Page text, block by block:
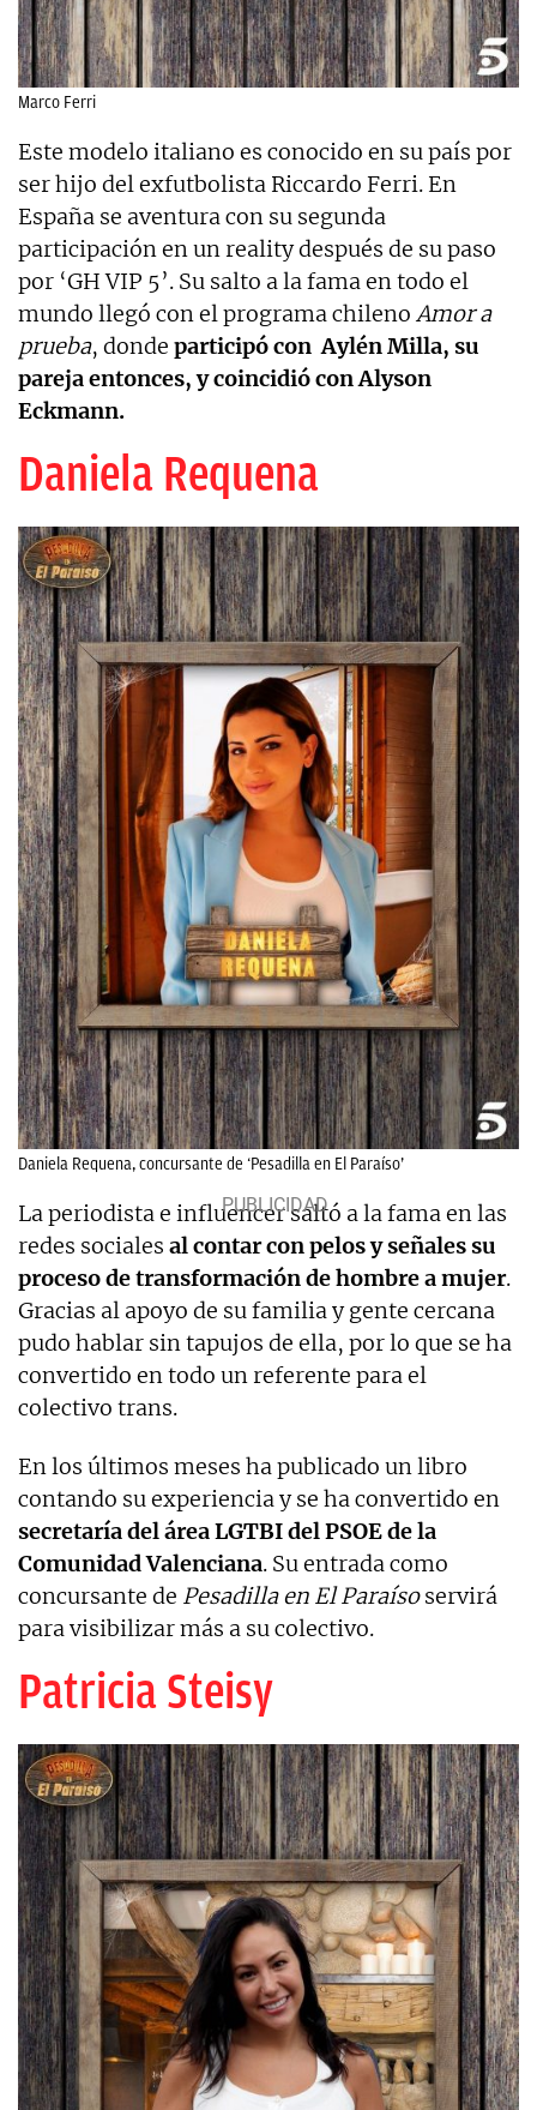
Marco Ferri
Este modelo italiano es conocido en su país por
ser hijo del exfutbolista Riccardo Ferri. En
España se aventura con su segunda
participación en un reality después de su paso
por ‘GH VIP 5’. Su salto a la fama en todo el
mundo llegó con el programa chileno Amor a
prueba, donde participó con Aylén Milla, su
pareja entonces, y coincidió con Alyson
Eckmann.
Daniela Requena
Daniela Requena, concursante de ‘Pesadilla en El Paraíso’
La periodista e influencer saltó a la fama en las
redes sociales al contar con pelos y señales su
proceso de transformación de hombre a mujer.
Gracias al apoyo de su familia y gente cercana
pudo hablar sin tapujos de ella, por lo que se ha
convertido en todo un referente para el
colectivo trans.
En los últimos meses ha publicado un libro
contando su experiencia y se ha convertido en
secretaría del área LGTBI del PSOE de la
Comunidad Valenciana. Su entrada como
concursante de Pesadilla en El Paraísoservirá
para visibilizar más a su colectivo.
Patricia Steisy